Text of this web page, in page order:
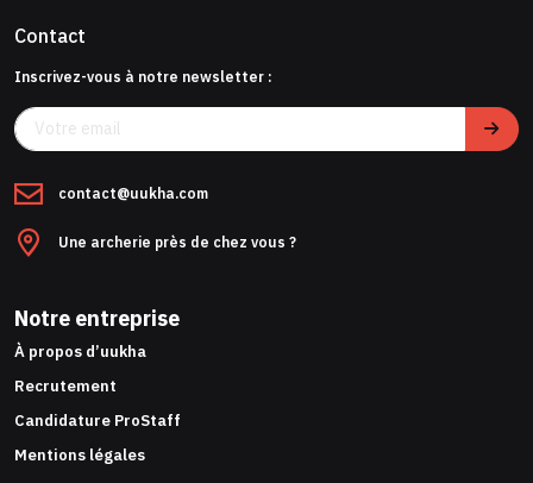
Notre entreprise
À propos d’uukha
Recrutement
Candidature ProStaff
Mentions légales
Contact
Inscrivez-vous à notre newsletter :
contact@uukha.com
Une archerie près de chez vous ?